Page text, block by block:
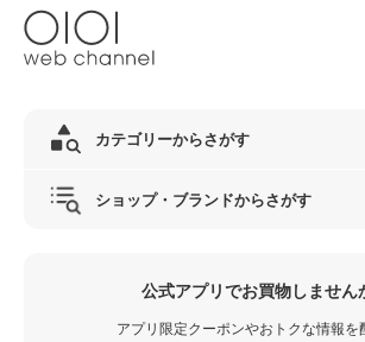
カテゴリーからさがす
ショップ・ブランドからさがす
公式アプリでお買物しません
アプリ限定クーポンやおトクな情報を